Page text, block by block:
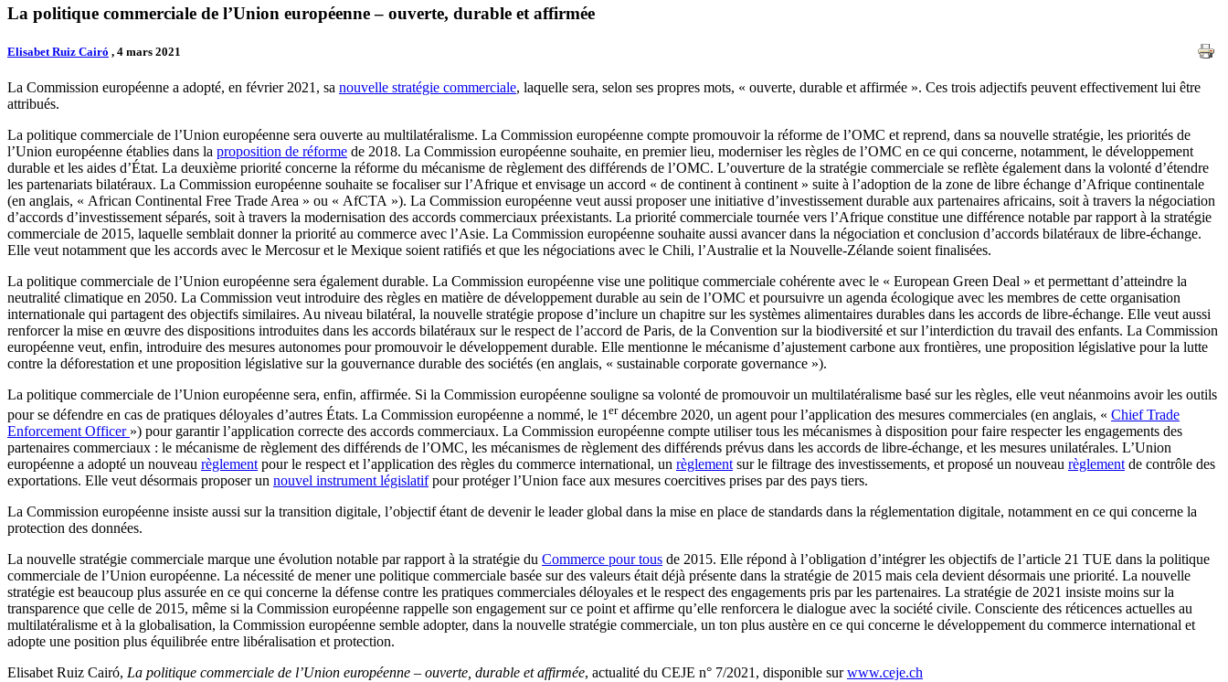
La politique commerciale de l’Union européenne – ouverte, durable et affirmée
Elisabet Ruiz Cairó , 4 mars 2021
La Commission européenne a adopté, en février 2021, sa nouvelle stratégie commerciale, laquelle sera, selon ses propres mots, « ouverte, durable et affirmée ». Ces trois adjectifs peuvent effectivement lui être
attribués.
La politique commerciale de l’Union européenne sera ouverte au multilatéralisme. La Commission européenne compte promouvoir la réforme de l’OMC et reprend, dans sa nouvelle stratégie, les priorités de
l’Union européenne établies dans la proposition de réforme de 2018. La Commission européenne souhaite, en premier lieu, moderniser les règles de l’OMC en ce qui concerne, notamment, le développement
durable et les aides d’État. La deuxième priorité concerne la réforme du mécanisme de règlement des différends de l’OMC. L’ouverture de la stratégie commerciale se reflète également dans la volonté d’étendre
les partenariats bilatéraux. La Commission européenne souhaite se focaliser sur l’Afrique et envisage un accord « de continent à continent » suite à l’adoption de la zone de libre échange d’Afrique continentale
(en anglais, « African Continental Free Trade Area » ou « AfCTA »). La Commission européenne veut aussi proposer une initiative d’investissement durable aux partenaires africains, soit à travers la négociation
d’accords d’investissement séparés, soit à travers la modernisation des accords commerciaux préexistants. La priorité commerciale tournée vers l’Afrique constitue une différence notable par rapport à la stratégie
commerciale de 2015, laquelle semblait donner la priorité au commerce avec l’Asie. La Commission européenne souhaite aussi avancer dans la négociation et conclusion d’accords bilatéraux de libre-échange.
Elle veut notamment que les accords avec le Mercosur et le Mexique soient ratifiés et que les négociations avec le Chili, l’Australie et la Nouvelle-Zélande soient finalisées.
La politique commerciale de l’Union européenne sera également durable. La Commission européenne vise une politique commerciale cohérente avec le « European Green Deal » et permettant d’atteindre la
neutralité climatique en 2050. La Commission veut introduire des règles en matière de développement durable au sein de l’OMC et poursuivre un agenda écologique avec les membres de cette organisation
internationale qui partagent des objectifs similaires. Au niveau bilatéral, la nouvelle stratégie propose d’inclure un chapitre sur les systèmes alimentaires durables dans les accords de libre-échange. Elle veut aussi
renforcer la mise en œuvre des dispositions introduites dans les accords bilatéraux sur le respect de l’accord de Paris, de la Convention sur la biodiversité et sur l’interdiction du travail des enfants. La Commission
européenne veut, enfin, introduire des mesures autonomes pour promouvoir le développement durable. Elle mentionne le mécanisme d’ajustement carbone aux frontières, une proposition législative pour la lutte
contre la déforestation et une proposition législative sur la gouvernance durable des sociétés (en anglais, « sustainable corporate governance »).
La politique commerciale de l’Union européenne sera, enfin, affirmée. Si la Commission européenne souligne sa volonté de promouvoir un multilatéralisme basé sur les règles, elle veut néanmoins avoir les outils
pour se défendre en cas de pratiques déloyales d’autres États. La Commission européenne a nommé, le 1 erdécembre 2020, un agent pour l’application des mesures commerciales (en anglais, « Chief Trade
Enforcement Officer ») pour garantir l’application correcte des accords commerciaux. La Commission européenne compte utiliser tous les mécanismes à disposition pour faire respecter les engagements des
partenaires commerciaux : le mécanisme de règlement des différends de l’OMC, les mécanismes de règlement des différends prévus dans les accords de libre-échange, et les mesures unilatérales. L’Union
européenne a adopté un nouveau règlement pour le respect et l’application des règles du commerce international, un règlement sur le filtrage des investissements, et proposé un nouveau règlement de contrôle des
exportations. Elle veut désormais proposer un nouvel instrument législatifpour protéger l’Union face aux mesures coercitives prises par des pays tiers.
La Commission européenne insiste aussi sur la transition digitale, l’objectif étant de devenir le leader global dans la mise en place de standards dans la réglementation digitale, notamment en ce qui concerne la
protection des données.
La nouvelle stratégie commerciale marque une évolution notable par rapport à la stratégie du Commerce pour tous de 2015. Elle répond à l’obligation d’intégrer les objectifs de l’article 21 TUE dans la politique
commerciale de l’Union européenne. La nécessité de mener une politique commerciale basée sur des valeurs était déjà présente dans la stratégie de 2015 mais cela devient désormais une priorité. La nouvelle
stratégie est beaucoup plus assurée en ce qui concerne la défense contre les pratiques commerciales déloyales et le respect des engagements pris par les partenaires. La stratégie de 2021 insiste moins sur la
transparence que celle de 2015, même si la Commission européenne rappelle son engagement sur ce point et affirme qu’elle renforcera le dialogue avec la société civile. Consciente des réticences actuelles au
multilatéralisme et à la globalisation, la Commission européenne semble adopter, dans la nouvelle stratégie commerciale, un ton plus austère en ce qui concerne le développement du commerce international et
adopte une position plus équilibrée entre libéralisation et protection.
Elisabet Ruiz Cairó, La politique commerciale de l’Union européenne – ouverte, durable et affirmée, actualité du CEJE n° 7/2021, disponible surwww.ceje.ch